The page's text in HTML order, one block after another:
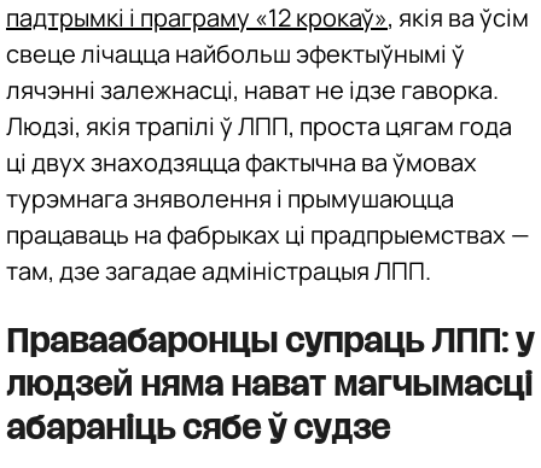
падтрымкі і праграму «12 крокаў», якія ва ўсім
свеце лічацца найбольш эфектыўнымі ў
лячэнні залежнасці, нават не ідзе гаворка.
Людзі, якія трапілі ў ЛПП, проста цягам года
ці двух знаходзяцца фактычна ва ўмовах
турэмнага зняволення і прымушаюцца
працаваць на фабрыках ці прадпрыемствах —
там, дзе загадае адміністрацыя ЛПП.
Праваабаронцы супраць ЛПП: у
людзей няма нават магчымасці
абараніць сябе ў судзе